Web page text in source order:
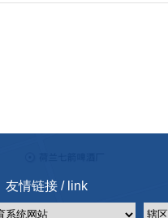
友情链接 / link